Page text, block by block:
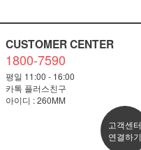
CUSTOMER CENTER
1800-7590
평일 11:00 - 16:00
카톡 플러스친구
아이디 : 260MM
고객센터
연결하기